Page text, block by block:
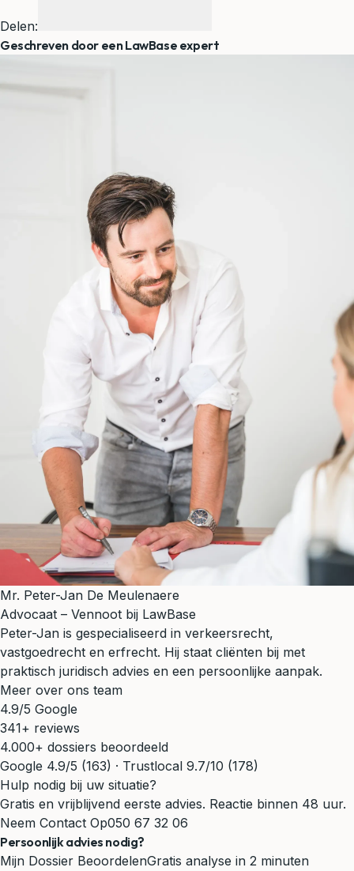
Delen:
Geschreven door een LawBase expert
Mr. Peter-Jan De Meulenaere
Advocaat – Vennoot bij LawBase
Peter-Jan is gespecialiseerd in verkeersrecht,
vastgoedrecht en erfrecht. Hij staat cliënten bij met
praktisch juridisch advies en een persoonlijke aanpak.
Meer over ons team
4.9/5 Google
341+ reviews
4.000+ dossiers beoordeeld
Google 4.9/5 (163) · Trustlocal 9.7/10 (178)
Hulp nodig bij uw situatie?
Gratis en vrijblijvend eerste advies. Reactie binnen 48 uur.
Neem Contact Op050 67 32 06
Persoonlijk advies nodig?
Mijn Dossier BeoordelenGratis analyse in 2 minuten